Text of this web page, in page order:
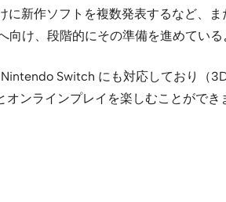
に新作ソフトを複数発表するなど、
け、段階的にその準備を進めている
Switch にも対応しており（
ンラインプレイを楽しむことができ